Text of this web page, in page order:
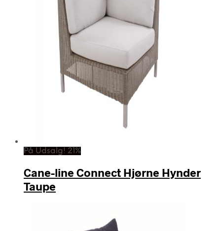
På Udsalg! 21%
Cane-line Connect Hjørne Hynder
Taupe